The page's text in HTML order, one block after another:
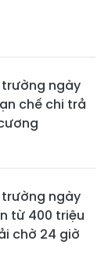
trường ngày
chế chi trả
trường ngày
từ 400 triệu
chờ 24 giờ